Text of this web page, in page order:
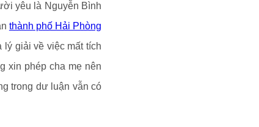
yêu là Nguyễn Bình
thành phố Hải Phòng
lý giải về việc mất tích
xin phép cha mẹ nên
trong dư luận vẫn có